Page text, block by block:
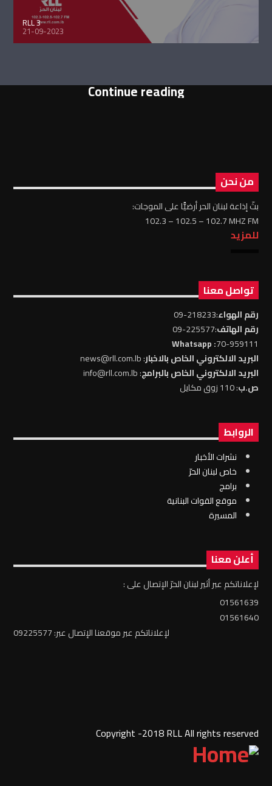
RLL 3
21-09-2023
Continue reading
من نحن
بثّ إذاعة لبنان الحر أرضيًّا على الموجات:
102.3 – 102.5 – 102.7 MHZ FM
للمزيد
تواصل معنا
رقم الهواء:218233-09
رقم الهاتف:225577-09
70-959111
: Whatsapp
البريد الالكتروني الخاص بالاخبار: news@rll.com.lb
البريد الالكتروني الخاص بالبرامج: info@rll.com.lb
ص.ب: 110 زوق مكايل
الروابط
نشرات الأخبار
خاص لبنان الحرّ
برامج
موقع القوات البنانية
المسيرة
أعلن معنا
لإعلاناتكم عبر أثير لبنان الحرّ الإتصال على :
01561639
01561640
لإعلاناتكم عبر موقعنا الإتصال عبر: 09225577
Copyright -2018 RLL All rights reserved